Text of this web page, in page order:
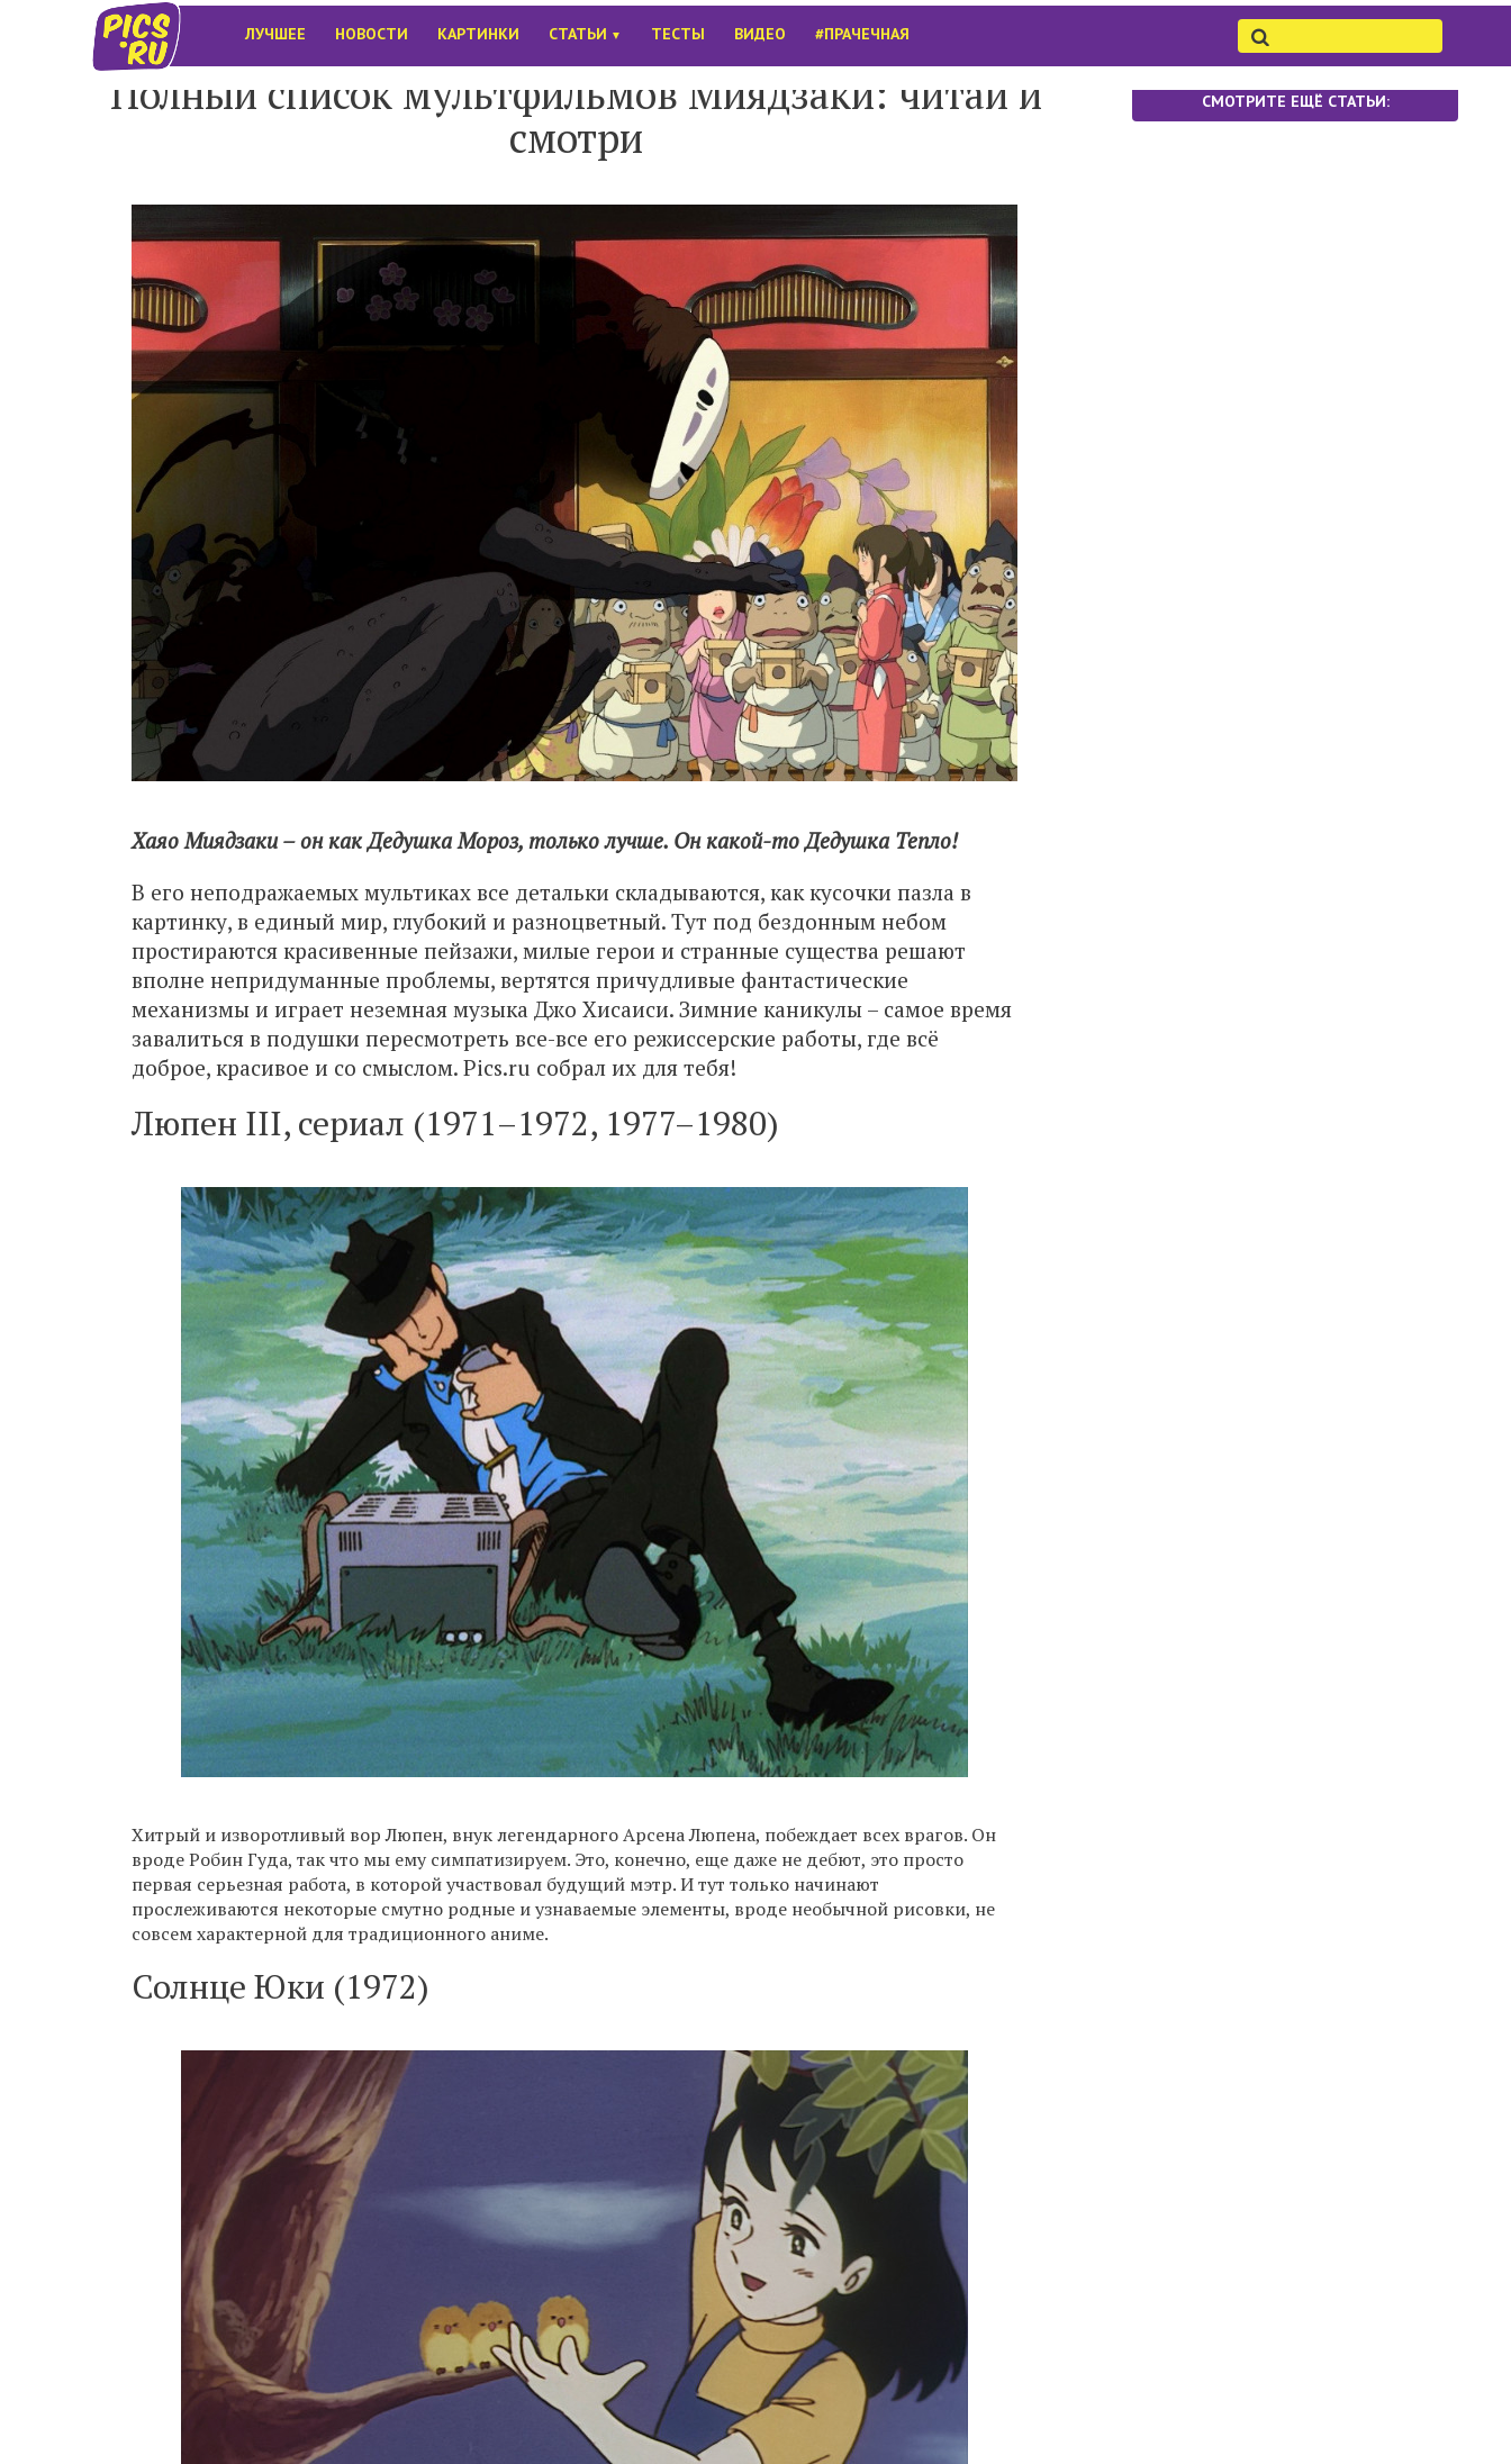
ЛУЧШЕЕ НОВОСТИ КАРТИНКИ СТАТЬИ ▼ ТЕСТЫ ВИДЕО #ПРАЧЕЧНАЯ
Полный список мультфильмов Миядзаки: читай и
смотри
Хаяо Миядзаки – он как Дедушка Мороз, только лучше. Он какой-то Дедушка Тепло!
В его неподражаемых мультиках все детальки складываются, как кусочки пазла в
картинку, в единый мир, глубокий и разноцветный. Тут под бездонным небом
простираются красивенные пейзажи, милые герои и странные существа решают
вполне непридуманные проблемы, вертятся причудливые фантастические
механизмы и играет неземная музыка Джо Хисаиси. Зимние каникулы – самое время
завалиться в подушки пересмотреть все-все его режиссерские работы, где всё
доброе, красивое и со смыслом. Pics.ru собрал их для тебя!
Люпен III, сериал (1971–1972, 1977–1980)
Хитрый и изворотливый вор Люпен, внук легендарного Арсена Люпена, побеждает всех врагов. Он
вроде Робин Гуда, так что мы ему симпатизируем. Это, конечно, еще даже не дебют, это просто
первая серьезная работа, в которой участвовал будущий мэтр. И тут только начинают
прослеживаются некоторые смутно родные и узнаваемые элементы, вроде необычной рисовки, не
совсем характерной для традиционного аниме.
Солнце Юки (1972)
СМОТРИТЕ ЕЩЁ СТАТЬИ: